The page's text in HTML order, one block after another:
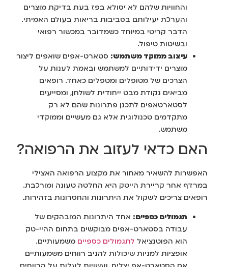
והחוויות שלהם לא יסולא בפז בעת בדיקת מוצרים
והערכת יעילותם בסביבות בריאות בעולם האמיתי.
הדבר קריטי במיוחד כשמדובר במכשור רפואי
ובשיטות טיפול.
עיצוב ממוקד משתמש:סטארט-אפים שואפים ליצור
מוצרים ידידותיים למשתמש ובאמת לענות על
הצרכים של מטופלים ומטפלים כאחד. רופאים
מביאים נקודת מבט ייחודית לשולחן, ומסייעים
לסטארטאפים לתכנן פתרונות שהם לא רק
מתקדמים טכנולוגית אלא גם מעשיים וממוקדי
משתמש.
האם כדאי לעזוב את הרפואה?
האפשרות להשאיר מאחור את מקצוע הרפואה האצילי
במרדף אחר קריירת הייטק היא החלטה טעונה ומורכבת.
רופאים צריכים לשקול את היתרונות והחסרונות בזהירות.
תגמולים כספיים:אחד היתרונות המובהקים של
עבודה בסטארט-אפים מבוקשים בתחום ההיי-טק
הוא הפוטנציאללתגמולים כספייםמשמעותיים.
אופציות למניות שיכולות להניב רווחים משמעותיים